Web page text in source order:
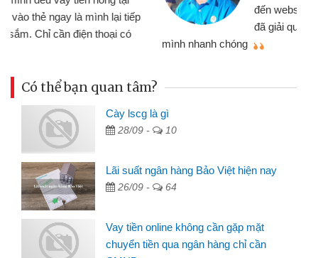
đến website qua bạn bè giới thiệu tôi
đã giải quyết được công việc của
Có thể bạn quan tâm?
Cày lscg là gì
28/09 - 10
Lãi suất ngân hàng Bảo Việt hiện nay
26/09 - 64
Vay tiền online không cần gặp mặt
chuyển tiền qua ngân hàng chỉ cần